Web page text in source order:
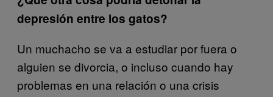
depresión entre los gatos?
Un muchacho se va a estudiar por fuera o
alguien se divorcia, o incluso cuando hay
problemas en una relación o una crisis